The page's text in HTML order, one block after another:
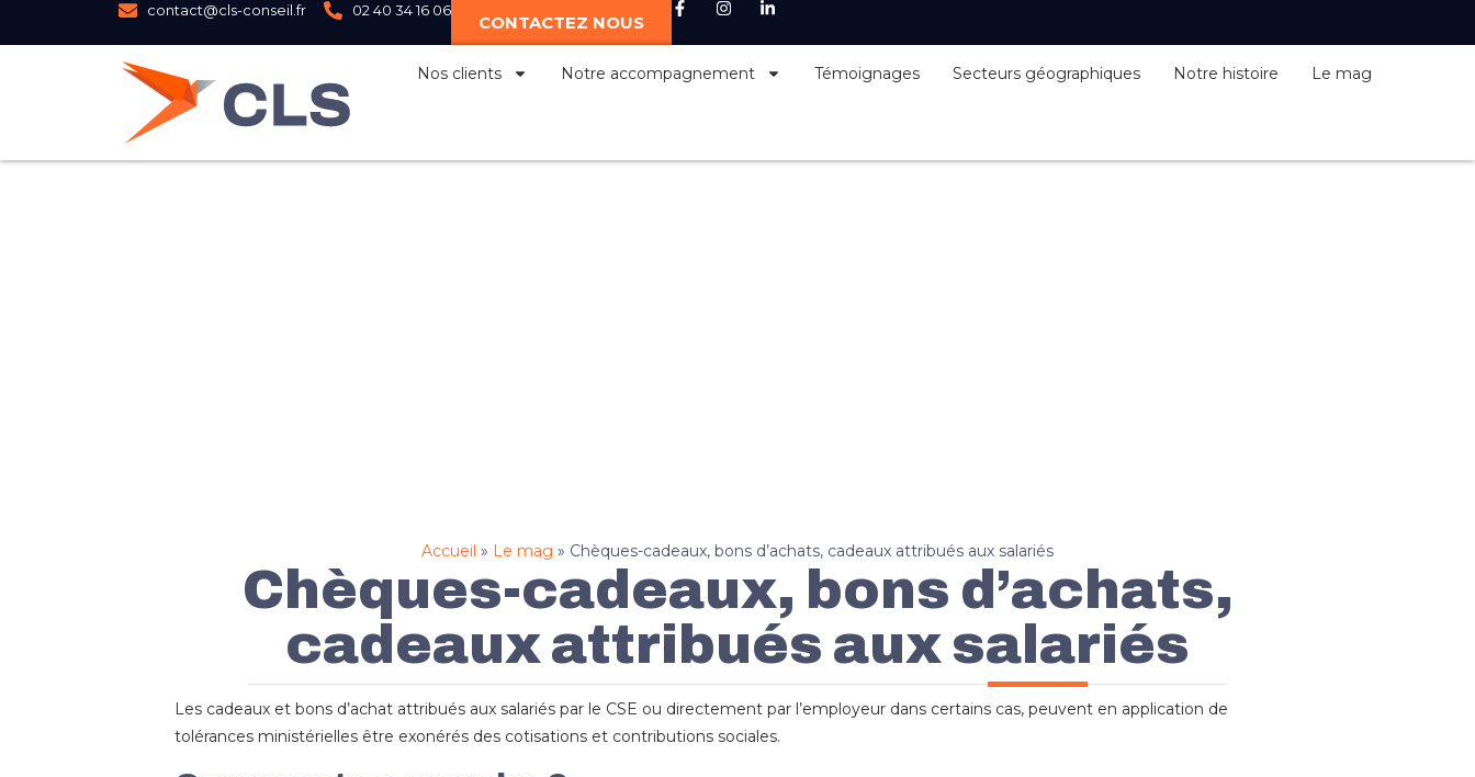
contact@cls-conseil.fr 02 40 34 16 06
CONTACTEZ NOUS
Nos clients Notre accompagnement Témoignages Secteurs géographiques Notre histoire Le mag
Accueil » Le mag » Chèques-cadeaux, bons d’achats, cadeaux attribués aux salariés
Chèques-cadeaux, bons d’achats,
cadeaux attribués aux salariés
Les cadeaux et bons d’achat attribués aux salariés par le CSE ou directement par l’employeur dans certains cas, peuvent en application de
tolérances ministérielles être exonérés des cotisations et contributions sociales.